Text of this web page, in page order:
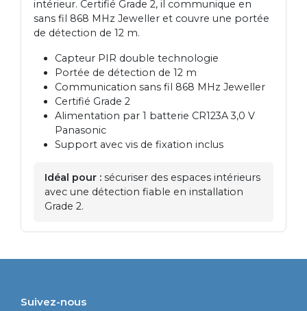
intérieur. Certifié Grade 2, il communique en
sans fil 868 MHz Jeweller et couvre une portée
de détection de 12 m.
Capteur PIR double technologie
Portée de détection de 12 m
Communication sans fil 868 MHz Jeweller
Certifié Grade 2
Alimentation par 1 batterie CR123A 3,0 V
Panasonic
Support avec vis de fixation inclus
Idéal pour : sécuriser des espaces intérieurs
avec une détection fiable en installation
Grade 2.
Suivez-nous